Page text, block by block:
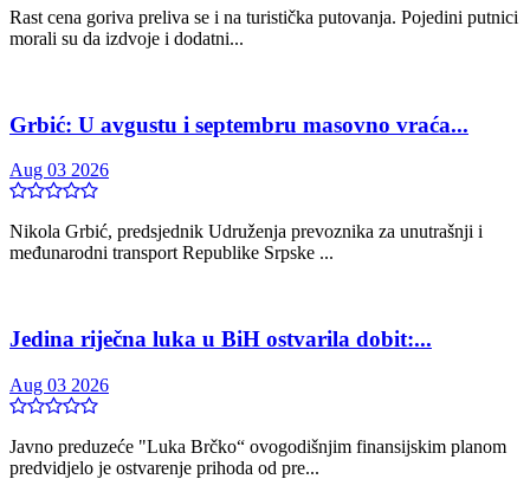
Rast cena goriva preliva se i na turistička putovanja. Pojedini putnici
morali su da izdvoje i dodatni...
Grbić: U avgustu i septembru masovno vraća...
Aug 03 2026
Nikola Grbić, predsjednik Udruženja prevoznika za unutrašnji i
međunarodni transport Republike Srpske ...
Jedina riječna luka u BiH ostvarila dobit:...
Aug 03 2026
Javno preduzeće "Luka Brčko“ ovogodišnjim finansijskim planom
predvidjelo je ostvarenje prihoda od pre...